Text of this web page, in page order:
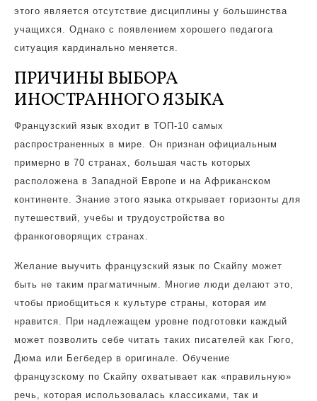
этого является отсутствие дисциплины у большинства
учащихся. Однако с появлением хорошего педагога
ситуация кардинально меняется.
ПРИЧИНЫ ВЫБОРА
ИНОСТРАННОГО ЯЗЫКА
Французский язык входит в ТОП-10 самых
распространенных в мире. Он признан официальным
примерно в 70 странах, большая часть которых
расположена в Западной Европе и на Африканском
континенте. Знание этого языка открывает горизонты для
путешествий, учебы и трудоустройства во
франкоговорящих странах.
Желание выучить французский язык по Скайпу может
быть не таким прагматичным. Многие люди делают это,
чтобы приобщиться к культуре страны, которая им
нравится. При надлежащем уровне подготовки каждый
может позволить себе читать таких писателей как Гюго,
Дюма или Бегбедер в оригинале. Обучение
французскому по Скайпу охватывает как «правильную»
речь, которая использовалась классиками, так и